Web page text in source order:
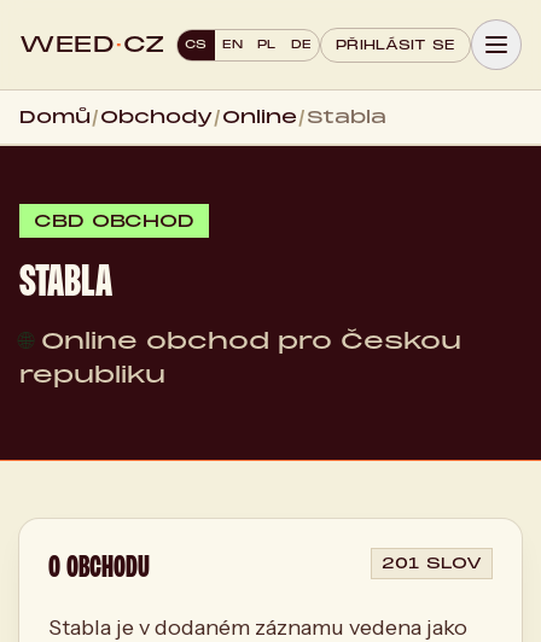
WEED·CZ CS EN PL DE PŘIHLÁSIT SE
Domů/Obchody/Online/Stabla
CBD OBCHOD
STABLA
🌐Online obchod pro Českou
republiku
O OBCHODU 201 SLOV
Stabla je v dodaném záznamu vedena jako